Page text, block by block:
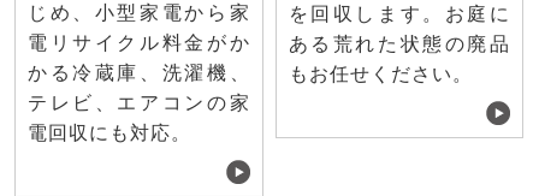
じめ、小型家電から家
電リサイクル料金がか
かる冷蔵庫、洗濯機、
テレビ、エアコンの家
電回収にも対応。
を回収します。お庭に
ある荒れた状態の廃品
もお任せください。